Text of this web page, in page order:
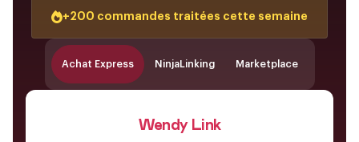
+200 commandes traitées cette semaine
Achat Express NinjaLinking Marketplace
Wendy Link